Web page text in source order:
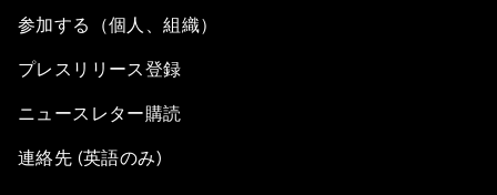
参加する（個人、組織）
プレスリリース登録
ニュースレター購読
連絡先 (英語のみ)